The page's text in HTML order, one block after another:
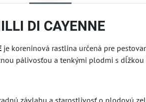
DI CAYENNE
je koreninová rastlina určená pre
pálivosťou a tenkými plodmi s
závlahu a starostlivosť o plodovú